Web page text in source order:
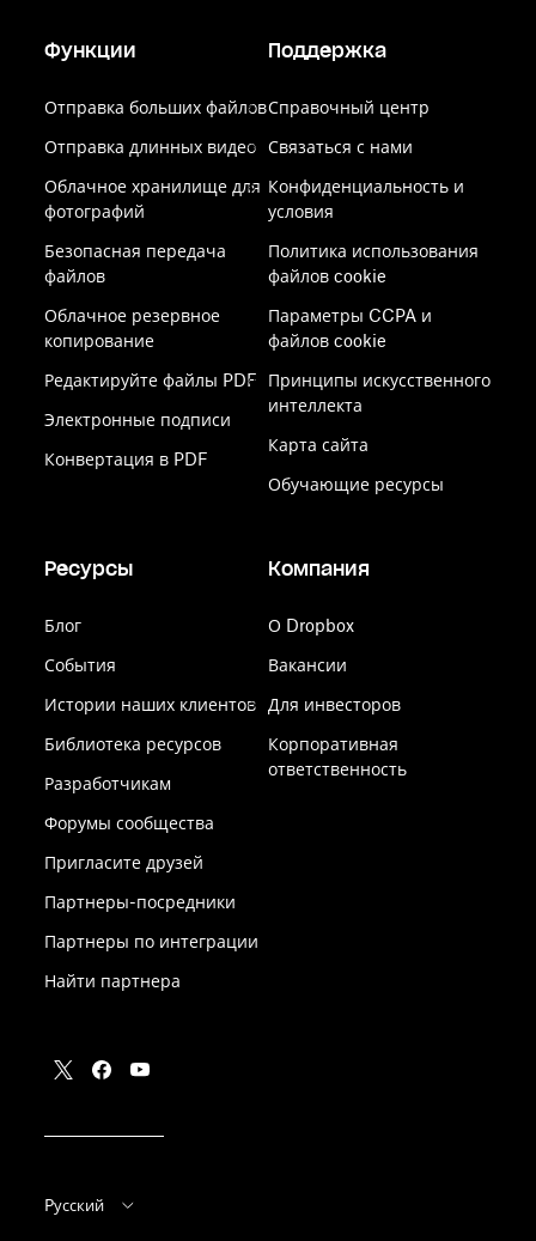
Функции
Отправка больших файлов
Отправка длинных видео
Облачное хранилище для
фотографий
Безопасная передача
файлов
Облачное резервное
копирование
Редактируйте файлы PDF
Электронные подписи
Конвертация в PDF
Поддержка
Справочный центр
Связаться с нами
Конфиденциальность и
условия
Политика использования
файлов cookie
Параметры CCPA и
файлов cookie
Принципы искусственного
интеллекта
Карта сайта
Обучающие ресурсы
Ресурсы
Блог
События
Истории наших клиентов
Библиотека ресурсов
Разработчикам
Форумы сообщества
Пригласите друзей
Партнеры-посредники
Партнеры по интеграции
Найти партнера
Компания
О Dropbox
Вакансии
Для инвесторов
Корпоративная
ответственность
Pусский